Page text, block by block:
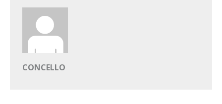
CONCELLO